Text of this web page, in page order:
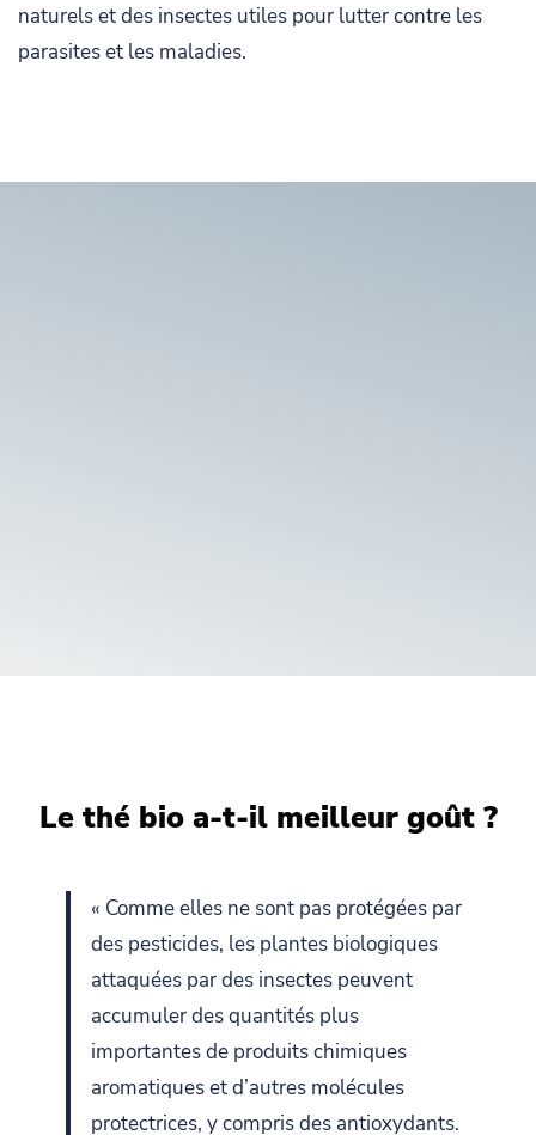
naturels et des insectes utiles pour lutter contre les
parasites et les maladies.
Le thé bio a-t-il meilleur goût ?
« Comme elles ne sont pas protégées par
des pesticides, les plantes biologiques
attaquées par des insectes peuvent
accumuler des quantités plus
importantes de produits chimiques
aromatiques et d’autres molécules
protectrices, y compris des antioxydants.